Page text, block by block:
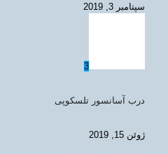
سپتامبر 3, 2019
3
درب آسانسور تلسکوپی
ژوئن 15, 2019